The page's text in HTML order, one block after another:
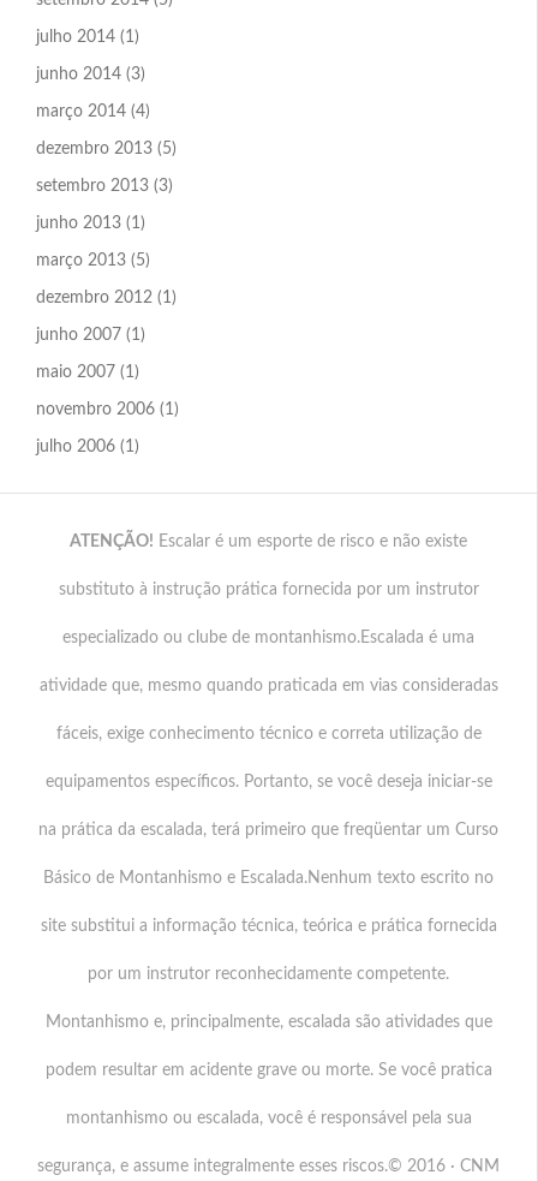
julho 2014 (1)
junho 2014 (3)
março 2014 (4)
dezembro 2013 (5)
setembro 2013 (3)
junho 2013 (1)
março 2013 (5)
dezembro 2012 (1)
junho 2007 (1)
maio 2007 (1)
novembro 2006 (1)
julho 2006 (1)
ATENÇÃO! Escalar é um esporte de risco e não existe
substituto à instrução prática fornecida por um instrutor
especializado ou clube de montanhismo.Escalada é uma
atividade que, mesmo quando praticada em vias consideradas
fáceis, exige conhecimento técnico e correta utilização de
equipamentos específicos. Portanto, se você deseja iniciar-se
na prática da escalada, terá primeiro que freqüentar um Curso
Básico de Montanhismo e Escalada.Nenhum texto escrito no
site substitui a informação técnica, teórica e prática fornecida
por um instrutor reconhecidamente competente.
Montanhismo e, principalmente, escalada são atividades que
podem resultar em acidente grave ou morte. Se você pratica
montanhismo ou escalada, você é responsável pela sua
segurança, e assume integralmente esses riscos.© 2016 · CNM